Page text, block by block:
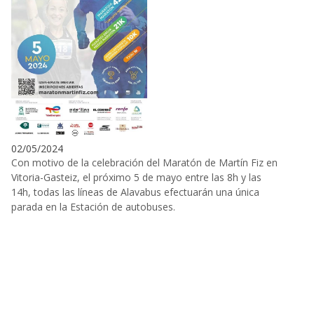
02/05/2024
Con motivo de la celebración del Maratón de Martín Fiz en
Vitoria-Gasteiz, el próximo 5 de mayo entre las 8h y las
14h, todas las líneas de Alavabus efectuarán una única
parada en la Estación de autobuses.